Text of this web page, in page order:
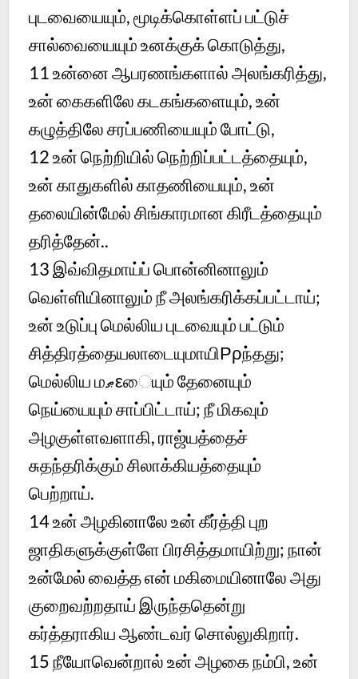
புடவையையும், மூடிக்கொள்ளப் பட்டுச்
சால்வையையும் உனக்குக் கொடுத்து,
11 உன்னை ஆபரணங்களால் அலங்கரித்து,
உன் கைகளிலே கடகங்களையும், உன்
கழுத்திலே சரப்பணியையும் போட்டு,
12 உன் நெற்றியில் நெற்றிப்பட்டத்தையும்,
உன் காதுகளில் காதணியையும், உன்
தலையின்மேல் சிங்காரமான கிரீடத்தையும்
தரித்தேன்..
13 இவ்விதமாய்ப் பொன்னினாலும்
வெள்ளியினாலும் நீ அலங்கரிக்கப்பட்டாய்;
உன் உடுப்பு மெல்லிய புடவையும் பட்டும்
சித்திரத்தையலாடையுமாயிРρந்தது;
மெல்லிய மޠεையும் தேனையும்
நெய்யையும் சாப்பிட்டாய்; நீ மிகவும்
அழகுள்ளவளாகி, ராஜ்யத்தைச்
சுதந்தரிக்கும் சிலாக்கியத்தையும்
பெற்றாய்.
14 உன் அழகினாலே உன் கீர்த்தி புற
ஜாதிகளுக்குள்ளே பிரசித்தமாயிற்று; நான்
உன்மேல் வைத்த என் மகிமையினாலே அது
குறைவற்றதாய் இருந்ததென்று
கர்த்தராகிய ஆண்டவர் சொல்லுகிறார்.
15 நீயோவென்றால் உன் அழகை நம்பி, உன்